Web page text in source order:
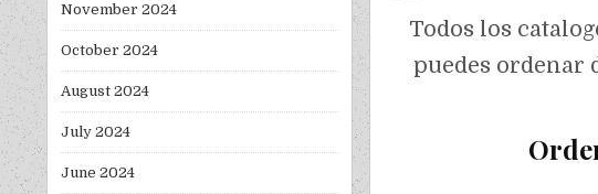
Todos los
puedes ordenar
November 2024
October 2024
August 2024
July 2024
June 2024